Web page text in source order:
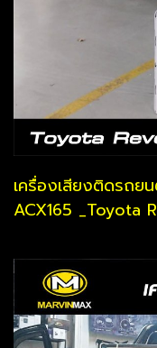
เครื่องเสียงติดรถย
ACX165 _Toyota